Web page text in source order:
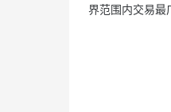
界范围内交易最